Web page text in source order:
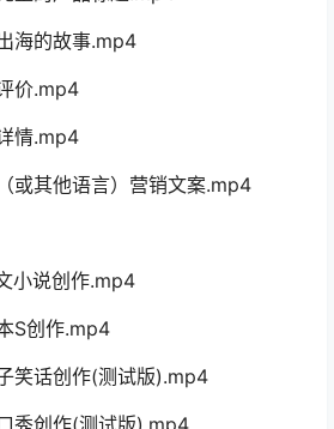
海的故事.mp4
价.mp4
情.mp4
或其他语言）营销文案.mp4
小说创作.mp4
S创作.mp4
笑话创作(测试版).mp4